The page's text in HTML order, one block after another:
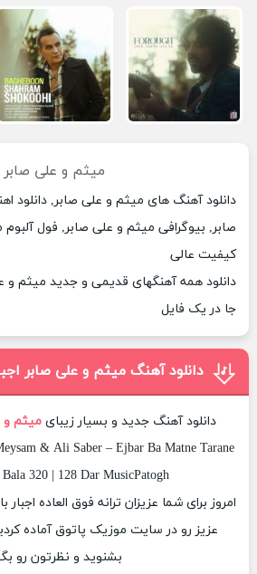
میثم و علی صابر
دانلود آهنگ های میثم و علی صابر, دانلود
صابر, بیوگرافی میثم و علی صابر, فول آلبوم
کیفیت عالی
دانلود همه آهنگهای قدیمی و جدید میثم
جا در یک فایل
دانلود آهنگ میثم و علی صابر
دانلود آهنگ جدید و بسیار زیبایمیثم و
& Ali Saber – Ejbar Ba Matne Tarane
320 | 128 Dar MusicPatogh
امروز برای شما عزیزان ترانه فوق العاده
عزیز رو در سایت موزیک پاتوق آماده
بشنوید و نظرتون رو